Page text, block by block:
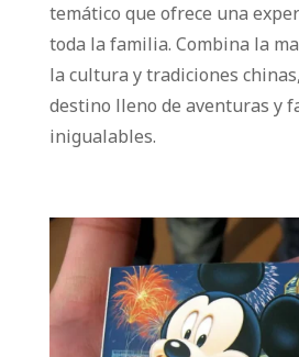
temático que ofrece una
toda la familia. Combina la
la cultura y tradiciones
destino lleno de aventuras y
inigualables.